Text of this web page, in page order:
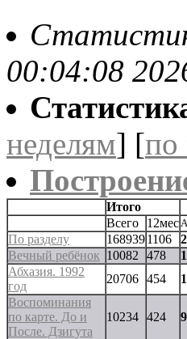
00:04:08
неделям] [по
Итого
Всего
12мес
По разделу 1689391106
Вечный ребёнок 10082 478
Абхазия. 1992
год
20706 454
Воспоминания
по карте. До и
После. Дзигута
10234 424 9